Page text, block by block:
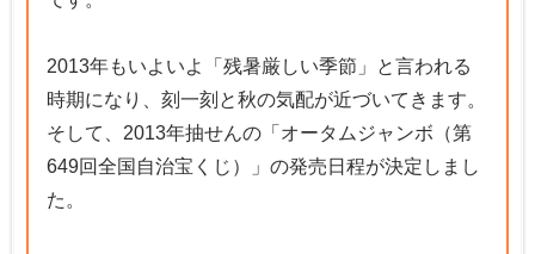
2013年もいよいよ「残暑厳しい季節」と言われる
時期になり、刻一刻と秋の気配が近づいてきます。
そして、2013年抽せんの「オータムジャンボ（第
649回全国自治宝くじ）」の発売日程が決定しまし
た。